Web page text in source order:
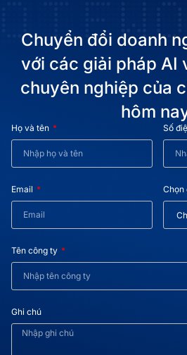
Chuyển đổi doanh
với các giải pháp AI
chuyên nghiệp của
hôm
Họ và tên Số
Email Chọn
Tên công ty
Ghi chú